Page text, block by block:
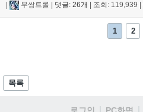
무쌍트롤 댓글: 26개 조회: 119,939
1 2
목록